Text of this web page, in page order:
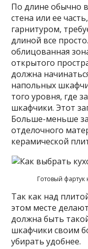
По длине обычно
стена или ее
гарнитуром,
длиной все
облицованная
открытого
должна
напольных
того уровня, где
шкафчики. Этот
Больше-меньше
отделочного
керамической
Готовый фартук
Так как над
этом месте
должна быть
шкафчики своим
убирать удобнее.